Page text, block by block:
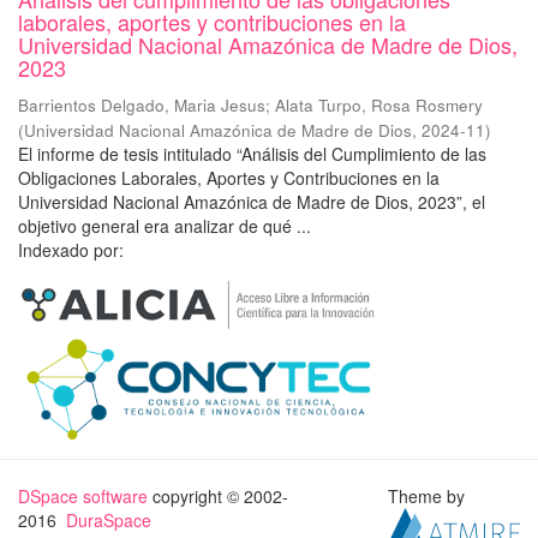
laborales, aportes y contribuciones en la
Universidad Nacional Amazónica de Madre de Dios,
2023
Barrientos Delgado, Maria Jesus; Alata Turpo, Rosa Rosmery
(Universidad Nacional Amazónica de Madre de Dios, 2024-11)
El informe de tesis intitulado “Análisis del Cumplimiento de las
Obligaciones Laborales, Aportes y Contribuciones en la
Universidad Nacional Amazónica de Madre de Dios, 2023”, el
objetivo general era analizar de qué ...
Indexado por:
DSpace software copyright © 2002-
2016 DuraSpace
Theme by